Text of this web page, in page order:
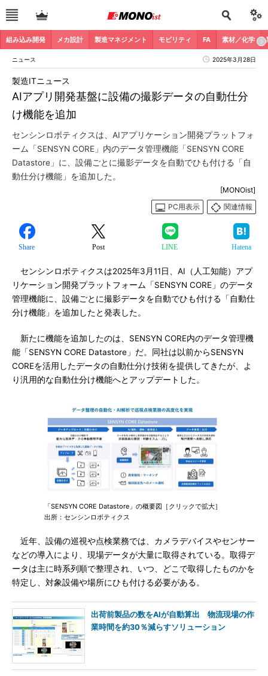
組み込み開発 メカ設計 製造マネジメント モビリティ FA 素材／化学
ニュース 2025年3月28日
AIアプリ開発基盤に設備の撮影データの自動仕分
け機能を追加
製造ITニュース
センシンロボティクスは、AIアプリケーション開発プラットフォ
ーム「SENSYN CORE」内のデータ管理機能「SENSYN CORE
Datastore」に、設備ごとに撮影データを自動でひも付ける「自
動仕分け機能」を追加した。
[MONOist]
PC用表示
関連情報
Share Post LINE Hatena
センシンロボティクスは2025年3月11日、AI（人工知能）アプ
リケーション開発プラットフォーム「SENSYN CORE」のデータ
管理機能に、設備ごとに撮影データを自動でひも付ける「自動仕
分け機能」を追加したと発表した。
新たに機能を追加したのは、SENSYN CORE内のデータ管理機
能「SENSYN CORE Datastore」だ。同社は以前からSENSYN
COREを活用したデータの自動仕分け技術を提供してきたが、よ
り汎用的な自動仕分け機能へとアップデートした。
「SENSYN CORE Datastore」の概要図［クリックで拡大］
出所：センシンロボティクス
近年、設備の巡視や点検業務では、カメラデバイスやセンサー
などの導入により、現場データが大量に取得されている。取得デ
ータは主に時系列順で整理され、いつ、どこで取得したものかを
特定し、対象設備や場所にひも付ける必要がある。
出荷前製品の数をAIが自動算出 物流現場の作
業時間を約30％減らすソリューション